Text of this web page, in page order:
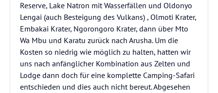
Reserve, Lake Natron mit Wasserfällen und Oldonyo
Lengai (auch Besteigung des Vulkans) , Olmoti Krater,
Embakai Krater, Ngorongoro Krater, dann über Mto
Wa Mbu und Karatu zurück nach Arusha. Um die
Kosten so niedrig wie möglich zu halten, hatten wir
uns nach anfänglicher Kombination aus Zelten und
Lodge dann doch für eine komplette Camping-Safari
entschieden und dies auch nicht bereut. Abgesehen